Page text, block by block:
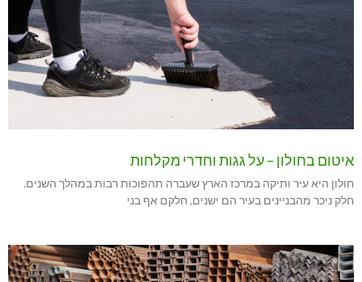
איטום בחולון – על גגות וחדרי מקלחות
חולון היא עיר ותיקה במרכז הארץ שעברה תהפוכות רבות במהלך השנים.
חלק ניכר מהבניינים בעיר הם ישנים, חלקם אף בני